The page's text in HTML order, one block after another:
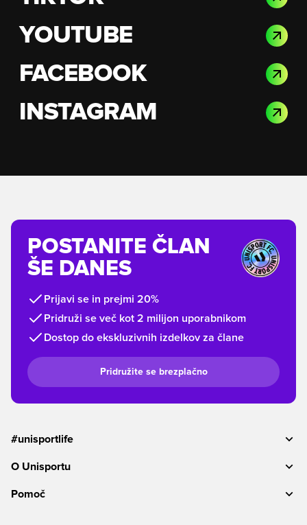
YOUTUBE
FACEBOOK
INSTAGRAM
POSTANITE ČLAN
ŠE DANES
Prijavi se in prejmi 20%
Pridruži se več kot 2 milijon uporabnikom
Dostop do ekskluzivnih izdelkov za člane
Pridružite se brezplačno
#unisportlife
O Unisportu
Pomoč